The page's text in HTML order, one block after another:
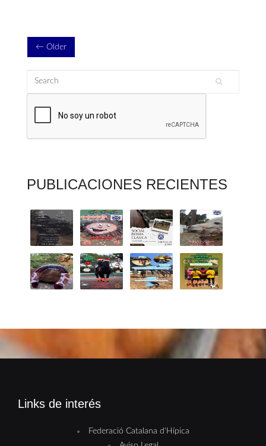
← Older
Search
PUBLICACIONES RECIENTES
Links de interés
Federació Catalana d'Hípica